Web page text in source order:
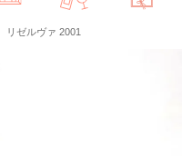
リゼルヴァ 2001